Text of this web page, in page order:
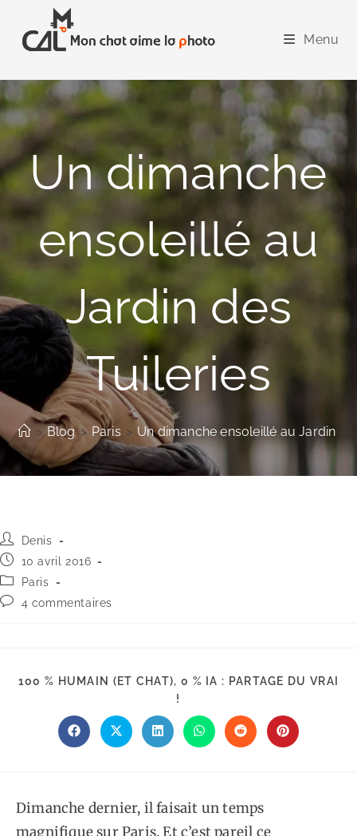
content
Menu
Un dimanche
ensoleillé au
Jardin des
Tuileries
> Blog > Paris > Un dimanche ensoleillé au Jardin
Auteur/autrice
de
la
publication :
Denis
Publication
publiée :
10 avril 2016
Post
category:
Paris
Commentaires
4 commentaires
100 % HUMAIN (ET CHAT), 0 % IA : PARTAGE DU VRAI
!
CE
CONTENU
Ouvrir
dans
Ouvrir
dans
Ouvrir
dans
Ouvrir
dans
Ouvrir
dans
Ouvrir
dans
Dimanche dernier, il faisait un temps
magnifique sur Paris. Et c’est pareil ce